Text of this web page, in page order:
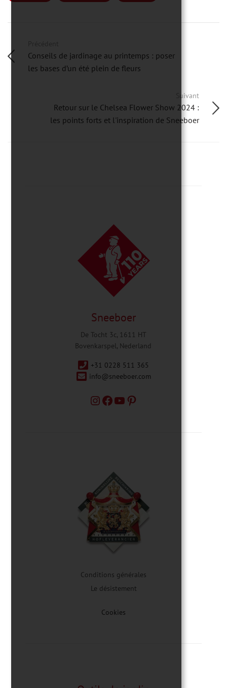
Conseils de jardinage au printemps : poser
les bases d’un été plein de fleurs
Suivant
Retour sur le Chelsea Flower Show 2024 :
les points forts et l'inspiration de Sneeboer
Sneeboer
De Tocht 3c, 1611 HT
Bovenkarspel, Nederland
+31 0228 511 365
info@sneeboer.com
Conditions générales
Le désistement
Cookies